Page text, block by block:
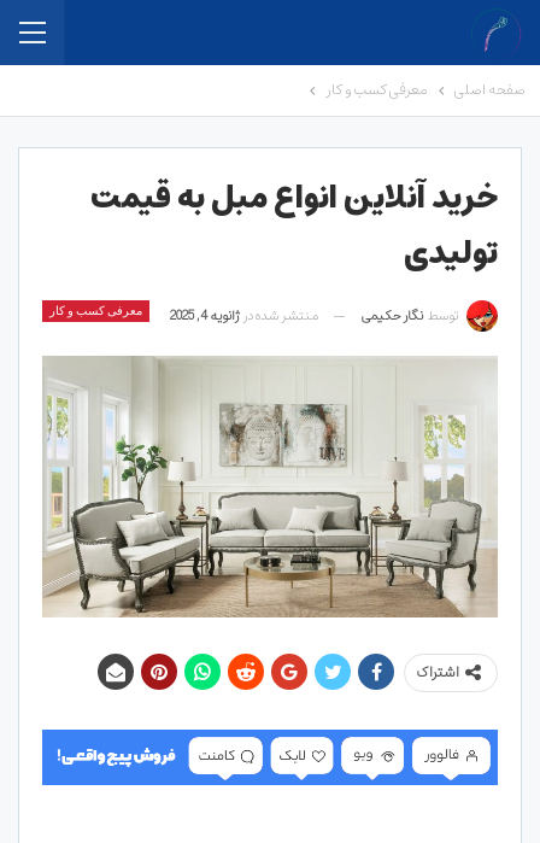
صفحه اصلی معرفی کسب و کار
خرید آنلاین انواع مبل به قیمت
تولیدی
معرفی کسب و کار توسط نگار حکیمی منتشر شده در ژانویه 4, 2025
اشتراک